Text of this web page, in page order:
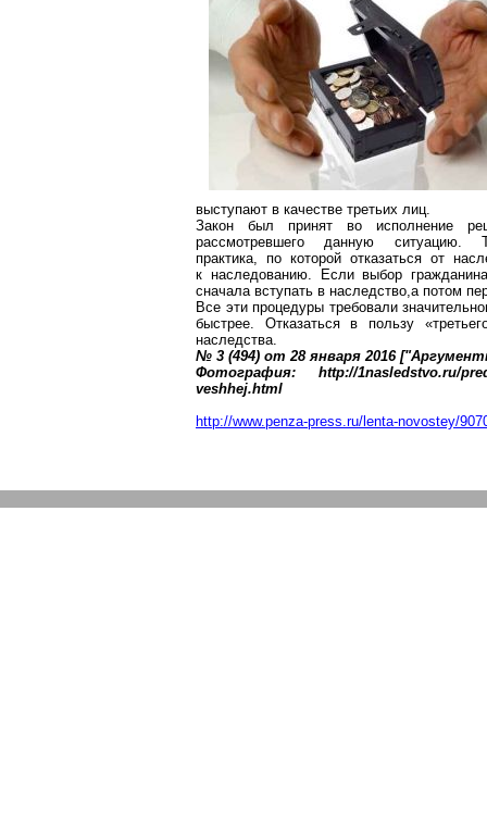
выступают в качестве третьих лиц.
Закон был принят во исполнение
рассмотревшего данную ситуацию.
практика, по которой отказаться от
к наследованию. Если выбор
сначала вступать в наследство,апотом
Все эти процедуры требовали
быстрее. Отказаться в пользу
наследства.
№ 3 (494) от 28 января 2016
Фотография: http://1nasledstvo.ru/
veshhej.html
http://www.penza-press.ru/lenta-novostey/